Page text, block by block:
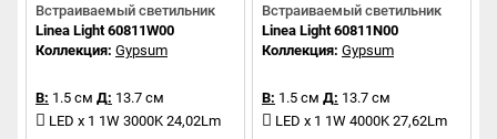
Встраиваемый светильник
Linea Light 60811W00
Коллекция: Gypsum
В: 1.5 см Д: 13.7 см
LED x 1 1W 3000K 24,02Lm
Встраиваемый светильник
Linea Light 60811N00
Коллекция: Gypsum
В: 1.5 см Д: 13.7 см
LED x 1 1W 4000K 27,62Lm